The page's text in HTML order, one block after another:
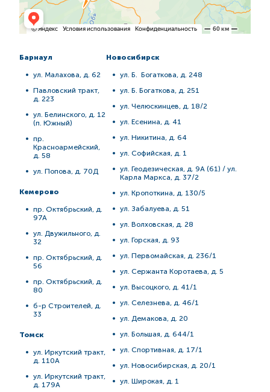
Барнаул
ул. Малахова, д. 62
Павловский тракт,
д. 223
ул. Белинского, д. 12
(п. Южный)
пр.
Красноармейский,
д. 58
ул. Попова, д. 70Д
Кемерово
пр. Октябрьский, д.
97А
ул. Двужильного, д.
32
пр. Октябрьский, д.
56
пр. Октябрьский, д.
80
б-р Строителей, д.
33
Томск
ул. Иркутский тракт,
д. 110А
ул. Иркутский тракт,
д. 179А
Новосибирск
ул. Б. Богаткова, д. 248
ул. Б. Богаткова, д. 251
ул. Челюскинцев, д. 18/2
ул. Есенина, д. 41
ул. Никитина, д. 64
ул. Софийская, д. 1
ул. Геодезическая, д. 9А (61) / ул.
Карла Маркса, д. 37/2
ул. Кропоткина, д. 130/5
ул. Забалуева, д. 51
ул. Волховская, д. 28
ул. Горская, д. 93
ул. Первомайская, д. 236/1
ул. Сержанта Коротаева, д. 5
ул. Высоцкого, д. 41/1
ул. Селезнева, д. 46/1
ул. Демакова, д. 20
ул. Большая, д. 644/1
ул. Спортивная, д. 17/1
ул. Новосибирская, д. 20/1
ул. Широкая, д. 1